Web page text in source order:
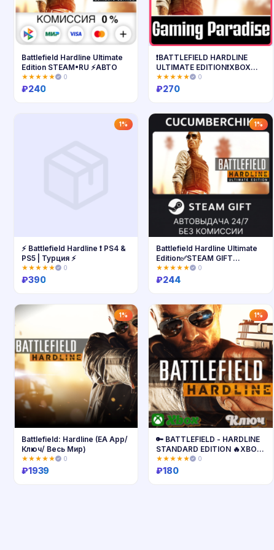
Battlefield Hardline Ultimate
Edition STEAM•RU ⚡️АВТО
★★★★★ 0
₽240
Купить
❗BATTLEFIELD HARDLINE
ULTIMATE EDITION❗XBOX
ONE/X|S🔑
★★★★★ 0
₽270
1%
⚡ Battlefield Hardline ❗️ PS4 &
PS5 | Турция ⚡
★★★★★ 0
₽390
1%
Купить
Battlefield Hardline Ultimate
Edition✅STEAM GIFT
AUTO✅RU+МИР
★★★★★ 0
₽244
1%
Battlefield: Hardline (EA App/
Ключ/ Весь Мир)
★★★★★ 0
₽1939
1%
🔑 BATTLEFIELD - HARDLINE
STANDARD EDITION 🔥XBOX
КЛЮЧ
★★★★★ 0
₽180